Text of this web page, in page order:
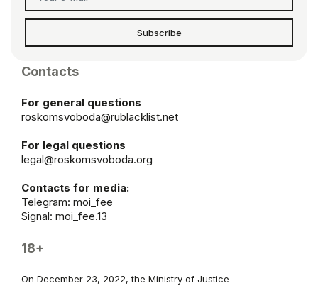
Subscribe
Contacts
For general questions
roskomsvoboda@rublacklist.net
For legal questions
legal@roskomsvoboda.org
Contacts for media:
Telegram: moi_fee
Signal: moi_fee.13
18+
On December 23, 2022, the Ministry of Justice